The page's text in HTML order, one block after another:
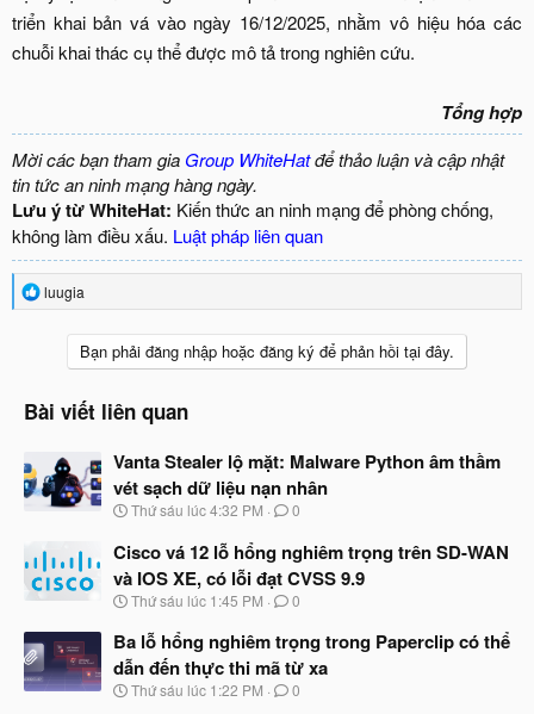
triển khai bản vá vào ngày 16/12/2025, nhằm vô hiệu hóa các
chuỗi khai thác cụ thể được mô tả trong nghiên cứu.
Tổng hợp
Mời các bạn tham gia Group WhiteHatđể thảo luận và cập nhật
tin tức an ninh mạng hàng ngày.
Lưu ý từ WhiteHat: Kiến thức an ninh mạng để phòng chống,
không làm điều xấu. Luật pháp liên quan
R
e
o
n
luugia
Bạn phải đăng nhập hoặc đăng ký để phản hồi tại đây.
Bài viết liên quan
Vanta Stealer lộ mặt: Malware Python âm thầm
vét sạch dữ liệu nạn nhân
N
à
y
b
ắ
đ
ầ
u
Thứ sáu lúc 4:32 PM 0
Cisco vá 12 lỗ hổng nghiêm trọng trên SD-WAN
và IOS XE, có lỗi đạt CVSS 9.9
N
à
y
b
ắ
Thứ sáu lúc 1:45 PM 0
Ba lỗ hổng nghiêm trọng trong Paperclip có thể
dẫn đến thực thi mã từ xa
N
Thứ sáu lúc 1:22 PM 0